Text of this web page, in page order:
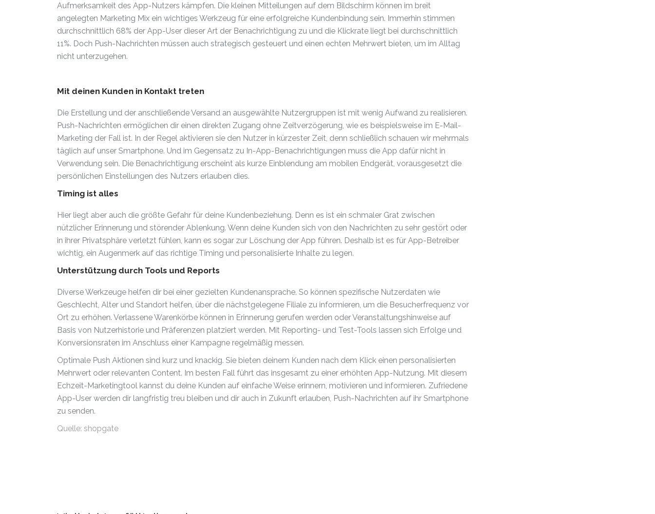
Aufmerksamkeit des App-Nutzers kämpfen. Die kleinen Mitteilungen auf dem Bildschirm können im breit
angelegten Marketing Mix ein wichtiges Werkzeug für eine erfolgreiche Kundenbindung sein. Immerhin stimmen
durchschnittlich 68% der App-User dieser Art der Benachrichtigung zu und die Klickrate liegt bei durchschnittlich
11%. Doch Push-Nachrichten müssen auch strategisch gesteuert und einen echten Mehrwert bieten, um im Alltag
nicht unterzugehen.
Mit deinen Kunden in Kontakt treten
Die Erstellung und der anschließende Versand an ausgewählte Nutzergruppen ist mit wenig Aufwand zu realisieren.
Push-Nachrichten ermöglichen dir einen direkten Zugang ohne Zeitverzögerung, wie es beispielsweise im E-Mail-
Marketing der Fall ist. In der Regel aktivieren sie den Nutzer in kürzester Zeit, denn schließlich schauen wir mehrmals
täglich auf unser Smartphone. Und im Gegensatz zu In-App-Benachrichtigungen muss die App dafür nicht in
Verwendung sein. Die Benachrichtigung erscheint als kurze Einblendung am mobilen Endgerät, vorausgesetzt die
persönlichen Einstellungen des Nutzers erlauben dies.
Timing ist alles
Hier liegt aber auch die größte Gefahr für deine Kundenbeziehung. Denn es ist ein schmaler Grat zwischen
nützlicher Erinnerung und störender Ablenkung. Wenn deine Kunden sich von den Nachrichten zu sehr gestört oder
in ihrer Privatsphäre verletzt fühlen, kann es sogar zur Löschung der App führen. Deshalb ist es für App-Betreiber
wichtig, ein Augenmerk auf das richtige Timing und personalisierte Inhalte zu legen.
Unterstützung durch Tools und Reports
Diverse Werkzeuge helfen dir bei einer gezielten Kundenansprache. So können spezifische Nutzerdaten wie
Geschlecht, Alter und Standort helfen, über die nächstgelegene Filiale zu informieren, um die Besucherfrequenz vor
Ort zu erhöhen. Verlassene Warenkörbe können in Erinnerung gerufen werden oder Veranstaltungshinweise auf
Basis von Nutzerhistorie und Präferenzen platziert werden. Mit Reporting- und Test-Tools lassen sich Erfolge und
Konversionsraten im Anschluss einer Kampagne regelmäßig messen.
Optimale Push Aktionen sind kurz und knackig. Sie bieten deinem Kunden nach dem Klick einen personalisierten
Mehrwert oder relevanten Content. Im besten Fall führt das insgesamt zu einer erhöhten App-Nutzung. Mit diesem
Echzeit-Marketingtool kannst du deine Kunden auf einfache Weise erinnern, motivieren und informieren. Zufriedene
App-User werden dir langfristig treu bleiben und dir auch in Zukunft erlauben, Push-Nachrichten auf ihr Smartphone
zu senden.
Quelle: shopgate